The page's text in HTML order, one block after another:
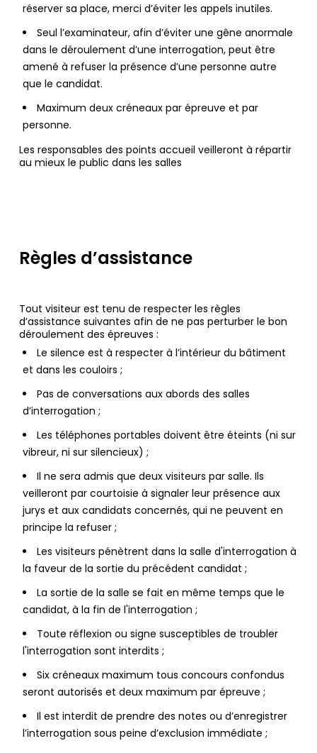
réserver sa place, merci d’éviter les appels inutiles.
Seul l’examinateur, afin d’éviter une gêne anormale
dans le déroulement d’une interrogation, peut être
amené à refuser la présence d’une personne autre
que le candidat.
Maximum deux créneaux par épreuve et par
personne.
Les responsables des points accueil veilleront à répartir
au mieux le public dans les salles
Règles d’assistance
Tout visiteur est tenu de respecter les règles
d’assistance suivantes afin de ne pas perturber le bon
déroulement des épreuves :
Le silence est à respecter à l’intérieur du bâtiment
et dans les couloirs ;
Pas de conversations aux abords des salles
d’interrogation ;
Les téléphones portables doivent être éteints (ni sur
vibreur, ni sur silencieux) ;
Il ne sera admis que deux visiteurs par salle. Ils
veilleront par courtoisie à signaler leur présence aux
jurys et aux candidats concernés, qui ne peuvent en
principe la refuser ;
Les visiteurs pénètrent dans la salle d'interrogation à
la faveur de la sortie du précédent candidat ;
La sortie de la salle se fait en même temps que le
candidat, à la fin de l'interrogation ;
Toute réflexion ou signe susceptibles de troubler
l'interrogation sont interdits ;
Six créneaux maximum tous concours confondus
seront autorisés et deux maximum par épreuve ;
Il est interdit de prendre des notes ou d’enregistrer
l’interrogation sous peine d’exclusion immédiate ;